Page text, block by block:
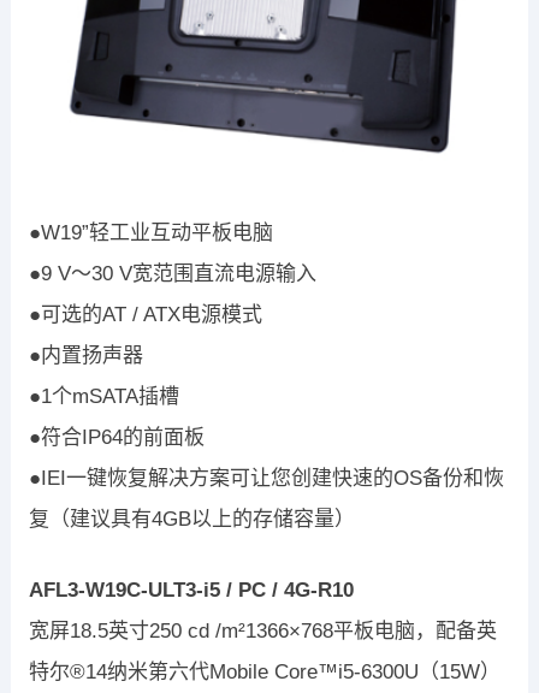
●W19”轻工业互动平板电脑
●9 V〜30 V宽范围直流电源输入
●可选的AT / ATX电源模式
●内置扬声器
●1个mSATA插槽
●符合IP64的前面板
●IEI一键恢复解决方案可让您创建快速的OS备份和恢
复（建议具有4GB以上的存储容量）
AFL3-W19C-ULT3-i5 / PC / 4G-R10
宽屏18.5英寸250 cd /m²1366×768平板电脑，配备英
特尔®14纳米第六代Mobile Core™i5-6300U（15W）